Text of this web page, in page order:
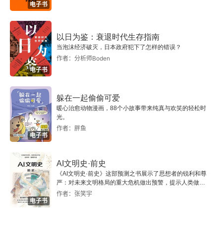
少年，到亲人背叛，到春心萌动，到友人之死。像
起伏的波涛，拍打着读者的心弦。突然有些期待夏
目漱石的《我是猫》，不知会是一个怎样的故事。
* 友谊之心「大凡这类事先生经常使我失望。先生
既像有所觉察，又似乎浑然不觉。作为我，尽管屡
屡品尝轻度失望，但又不想因此离开先生。或者不
如说与此相反，每给不安摇撼一次，我就想往前跨
进一步。」最初「我」想与先生建立更深入的关系
像和新的舞伴跳华尔兹，我进你未退，你退我未
进。总期盼有些拉扯，而又时常失望而归：我好像
没有那么特别。一段令人有所牵绊的情感总是如
电子书
电子书
以日为鉴：衰退时代生存指南
当泡沫经济破灭，日本政府犯下了怎样的错误？
作者：分析师Boden
电子书
躲在一起偷偷可爱
暖心治愈动物漫画，88个小故事带来纯真与欢笑的轻松时
光。
作者：胖鱼
电子书
AI文明史·前史
《AI文明史·前史》这部预测之书展示了思想者的锐利和尊
严：对未来文明格局的重大危机做出预警，提示人类做出
智慧的选择。
作者：张笑宇